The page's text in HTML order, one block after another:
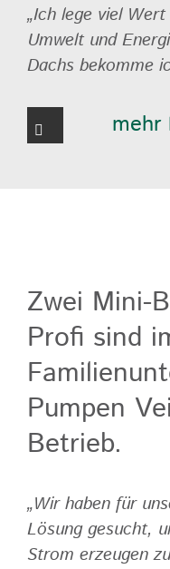
„Ich lege viel
Umwelt und
Dachs bekomme
mehr
Zwei Mini-
Profi sind
Pumpen
Betrieb.
„Wir haben für
Lösung gesucht,
Strom erzeugen